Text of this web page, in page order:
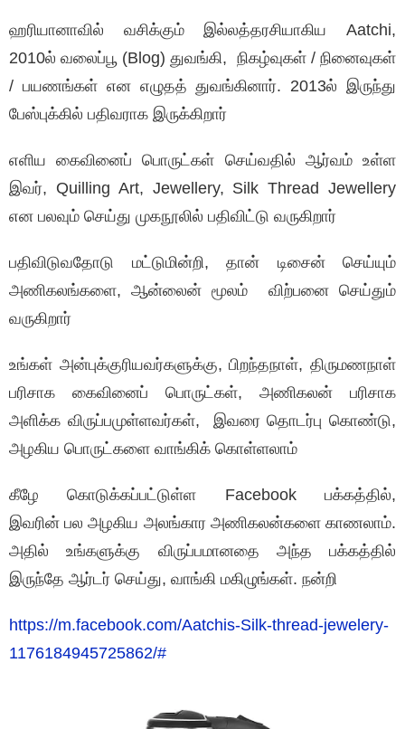
ஹரியானாவில் வசிக்கும் இல்லத்தரசியாகிய Aatchi,
2010ல் வலைப்பூ (Blog) துவங்கி, நிகழ்வுகள் / நினைவுகள்
/ பயணங்கள் என எழுதத் துவங்கினார். 2013ல் இருந்து
பேஸ்புக்கில் பதிவராக இருக்கிறார்
எளிய கைவினைப் பொருட்கள் செய்வதில் ஆர்வம் உள்ள
இவர், Quilling Art, Jewellery, Silk Thread Jewellery
என பலவும் செய்து முகநூலில் பதிவிட்டு வருகிறார்
பதிவிடுவதோடு மட்டுமின்றி, தான் டிசைன் செய்யும்
அணிகலங்களை, ஆன்லைன் மூலம் விற்பனை செய்தும்
வருகிறார்
உங்கள் அன்புக்குரியவர்களுக்கு, பிறந்தநாள், திருமணநாள்
பரிசாக கைவினைப் பொருட்கள், அணிகலன் பரிசாக
அளிக்க விருப்பமுள்ளவர்கள், இவரை தொடர்பு கொண்டு,
அழகிய பொருட்களை வாங்கிக் கொள்ளலாம்
கீழே கொடுக்கப்பட்டுள்ள Facebook பக்கத்தில்,
இவரின் பல அழகிய அலங்கார அணிகலன்களை காணலாம்.
அதில் உங்களுக்கு விருப்பமானதை அந்த பக்கத்தில்
இருந்தே ஆர்டர் செய்து, வாங்கி மகிழுங்கள். நன்றி
https://m.facebook.com/Aatchis-Silk-thread-jewelery-
1176184945725862/#